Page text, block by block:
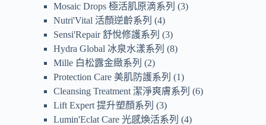
Mosaic Drops 極活肌原滴系列
3
Nutri'Vital 活顏逆齡系列
4
Sensi'Repair 舒悅修護系列
3
Hydra Global 冰泉水漾系列
8
Mille 白松露金緻系列
2
Protection Care 美肌防護系列
1
Cleansing Treatment 潔淨爽膚系列
6
Lift Expert 提升塑顏系列
3
Lumin'Eclat Care 光感煥活系列
4